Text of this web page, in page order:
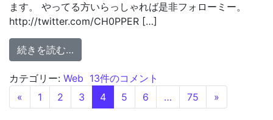
ます。 やってる方いらっしゃれば是非フォローミー。
http://twitter.com/CH0PPER […]
続きを読む…
カテゴリー: Web twitter への
13件のコメント
投稿ナビゲーション
« 1 2 3 4 5 6 … 75 »